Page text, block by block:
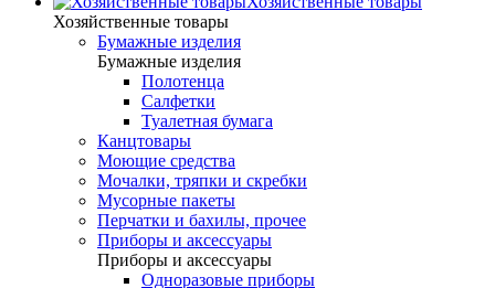
Хозяйственные товары
Бумажные изделия
Бумажные изделия
Полотенца
Салфетки
Туалетная бумага
Канцтовары
Моющие средства
Мочалки, тряпки и скребки
Мусорные пакеты
Перчатки и бахилы, прочее
Приборы и аксессуары
Приборы и аксессуары
Одноразовые приборы